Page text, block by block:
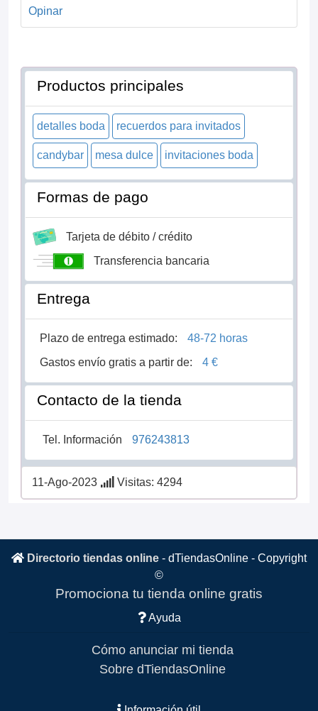
Opinar
Productos principales
detalles boda recuerdos para invitados
candybar mesa dulce invitaciones boda
Formas de pago
Tarjeta de débito / crédito
Transferencia bancaria
Entrega
Plazo de entrega estimado:
48-72 horas
Gastos envío gratis a partir de:
4 €
Contacto de la tienda
Tel. Información 976243813
11-Ago-2023 Visitas: 4294
Directorio tiendas online - dTiendasOnline - Copyright
©
Promociona tu tienda online gratis
Ayuda
Cómo anunciar mi tienda
Sobre dTiendasOnline